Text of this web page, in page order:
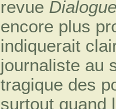
revue
encore plus
indiquerait
journaliste au
tragique des
surtout quand